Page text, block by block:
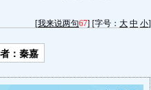
[我来说两句67] [字号： 大 中 小]
：秦嘉